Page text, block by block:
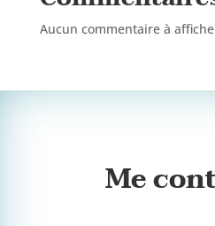
Aucun commentaire à
Me